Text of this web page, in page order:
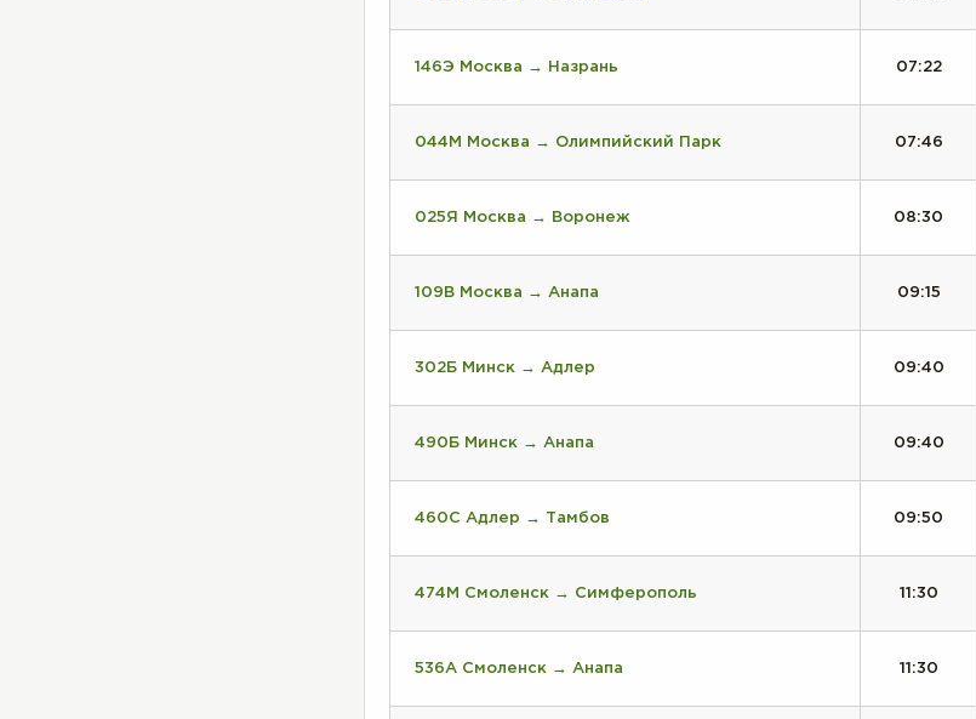
146Э Москва → Назрань 07:22
044М Москва → Олимпийский Парк 07:46
025Я Москва → Воронеж 08:30
109В Москва → Анапа 09:15
302Б Минск → Адлер 09:40
490Б Минск → Анапа 09:40
460С Адлер → Тамбов 09:50
474М Смоленск → Симферополь 11:30
536А Смоленск → Анапа 11:30